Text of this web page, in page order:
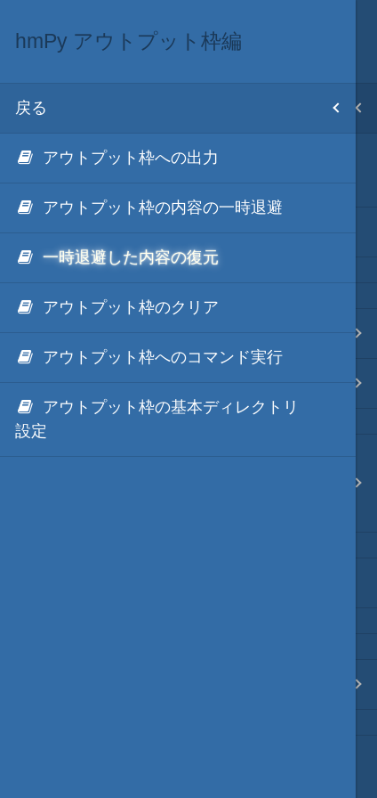
目次
テキスト AI
.NET・言語
.NET・言語
.NET via C#
.NET via C# as COM
.NET via V8 ES6
.NET & ActiveX via JavaScript
.NET via PowerShell
.NET via IronPython
.NET via IronPython
戻る
hmPy
hmPy アウトプット枠編
戻る
アウトプット枠への出力
アウトプット枠の内容の一時退避
一時退避した内容の復元
アウトプット枠のクリア
アウトプット枠へのコマンド実行
アウトプット枠の基本ディレクトリ
設定
軽量・言語
Java・言語